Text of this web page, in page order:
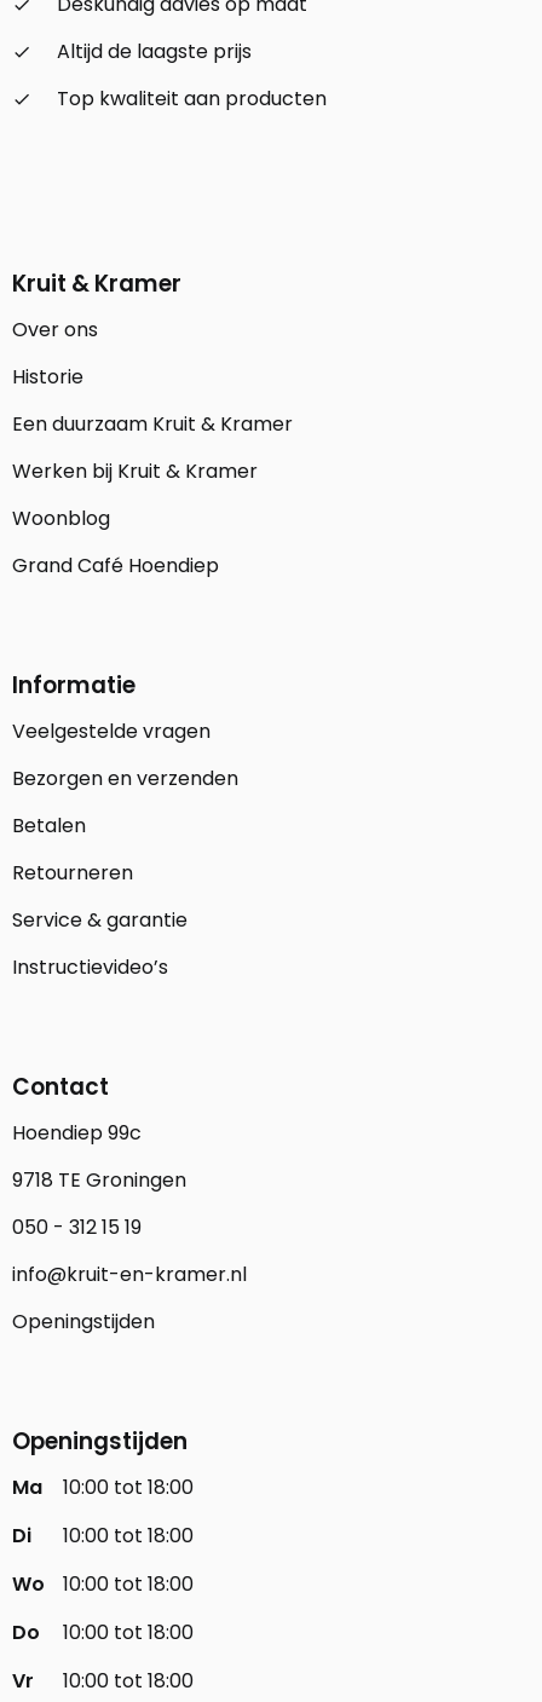
check_small
check_small
Altijd de laagste prijs
check_small
Top kwaliteit aan producten
Kruit & Kramer
Over ons
Historie
Een duurzaam Kruit & Kramer
Werken bij Kruit & Kramer
Woonblog
Grand Café Hoendiep
Informatie
Veelgestelde vragen
Bezorgen en verzenden
Betalen
Retourneren
Service & garantie
Instructievideo’s
Contact
Hoendiep 99c
9718 TE Groningen
050 - 312 15 19
info@kruit-en-kramer.nl
Openingstijden
Openingstijden
Ma
10:00 tot 18:00
Di
10:00 tot 18:00
Wo
10:00 tot 18:00
Do
10:00 tot 18:00
Vr
10:00 tot 18:00